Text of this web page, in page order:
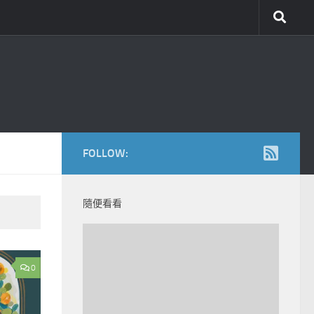
0
FOLLOW:
隨便看看